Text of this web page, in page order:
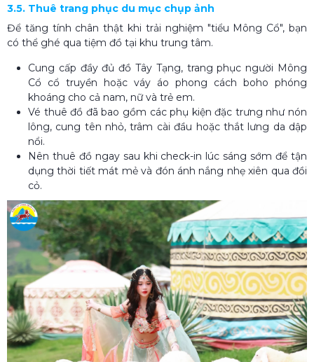
3.5. Thuê trang phục du mục chụp ảnh
Để tăng tính chân thật khi trải nghiệm "tiểu Mông Cổ", bạn
có thể ghé qua tiệm đồ tại khu trung tâm.
Cung cấp đầy đủ đồ Tây Tạng, trang phục người Mông
Cổ cổ truyền hoặc váy áo phong cách boho phóng
khoáng cho cả nam, nữ và trẻ em.
Vé thuê đồ đã bao gồm các phụ kiện đặc trưng như nón
lông, cung tên nhỏ, trâm cài đầu hoặc thắt lưng da dập
nổi.
Nên thuê đồ ngay sau khi check-in lúc sáng sớm để tận
dụng thời tiết mát mẻ và đón ánh nắng nhẹ xiên qua đồi
cỏ.